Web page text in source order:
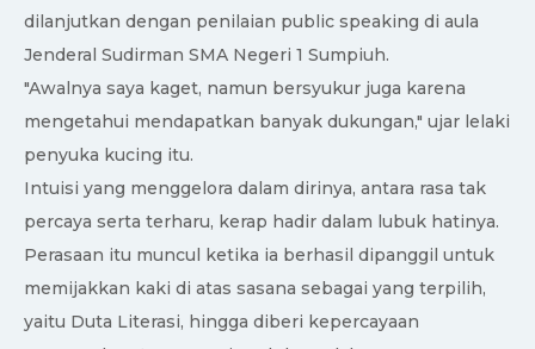
dilanjutkan dengan penilaian public speaking di aula
Jenderal Sudirman SMA Negeri 1 Sumpiuh.
"Awalnya saya kaget, namun bersyukur juga karena
mengetahui mendapatkan banyak dukungan," ujar lelaki
penyuka kucing itu.
Intuisi yang menggelora dalam dirinya, antara rasa tak
percaya serta terharu, kerap hadir dalam lubuk hatinya.
Perasaan itu muncul ketika ia berhasil dipanggil untuk
memijakkan kaki di atas sasana sebagai yang terpilih,
yaitu Duta Literasi, hingga diberi kepercayaan